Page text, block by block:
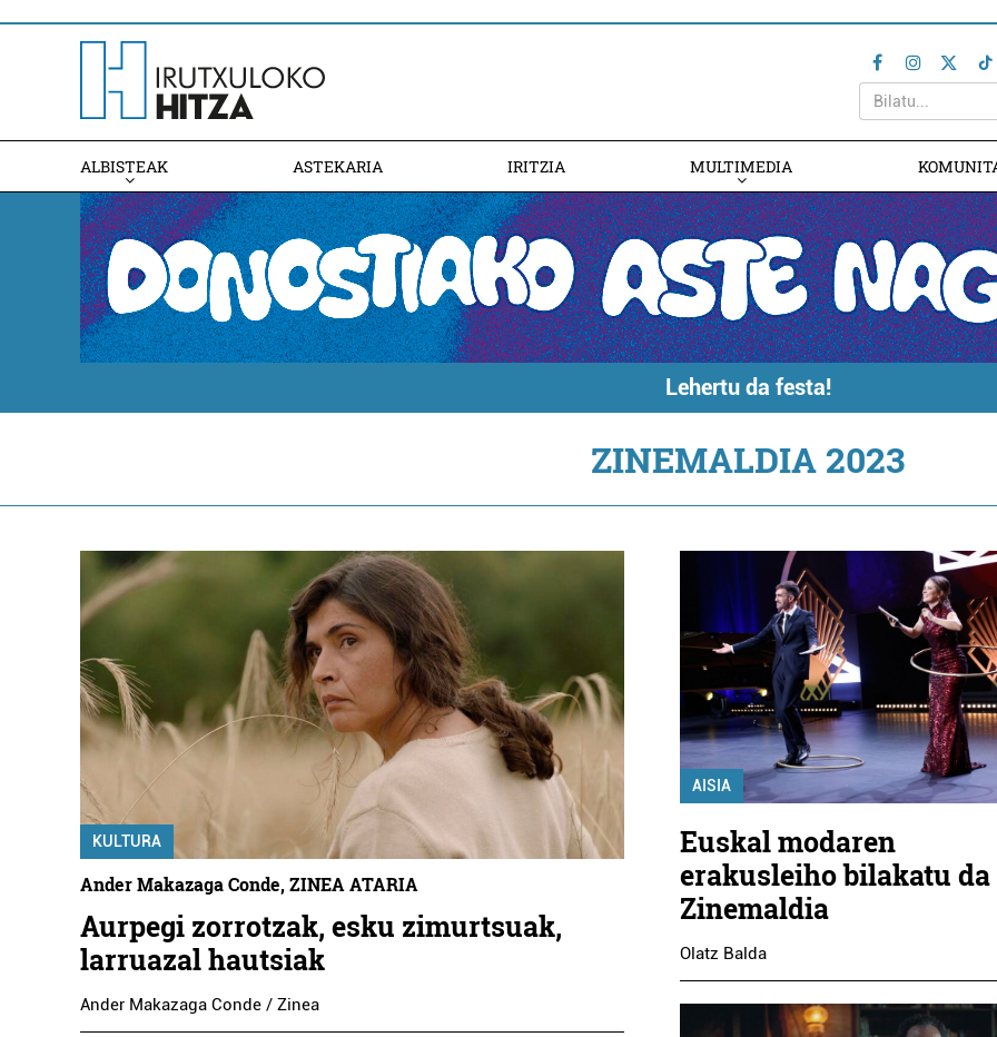
ALBISTEAK ASTEKARIA IRITZIA MULTIMEDIA
Lehertu da festa!
ZINEMALDIA 2023
KULTURA
Ander Makazaga Conde, ZINEA ATARIA
Aurpegi zorrotzak, esku zimurtsuak,
larruazal hautsiak
Ander Makazaga Conde / Zinea
AISIA
Euskal modaren
erakusleiho bilakatu da
Zinemaldia
Olatz Balda